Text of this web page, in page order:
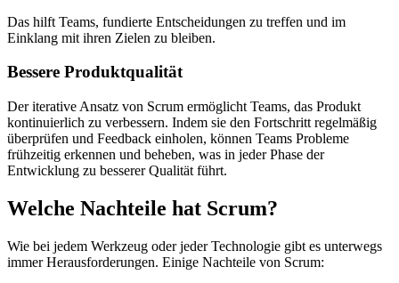
Das hilft Teams, fundierte Entscheidungen zu treffen und im
Einklang mit ihren Zielen zu bleiben.
Bessere Produktqualität
Der iterative Ansatz von Scrum ermöglicht Teams, das Produkt
kontinuierlich zu verbessern. Indem sie den Fortschritt regelmäßig
überprüfen und Feedback einholen, können Teams Probleme
frühzeitig erkennen und beheben, was in jeder Phase der
Entwicklung zu besserer Qualität führt.
Welche Nachteile hat Scrum?
Wie bei jedem Werkzeug oder jeder Technologie gibt es unterwegs
immer Herausforderungen. Einige Nachteile von Scrum: